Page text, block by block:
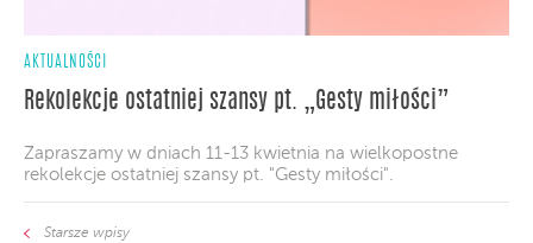
AKTUALNOŚCI
Rekolekcje ostatniej szansy pt. „Gesty miłości”
Zapraszamy w dniach 11-13 kwietnia na wielkopostne
rekolekcje ostatniej szansy pt. "Gesty miłości".
Starsze wpisy